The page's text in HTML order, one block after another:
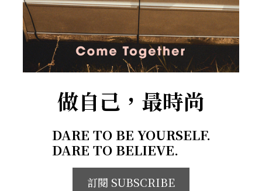
做自己，最時尚
DARE TO BE YOURSELF.
DARE TO BELIEVE.
訂閱 SUBSCRIBE